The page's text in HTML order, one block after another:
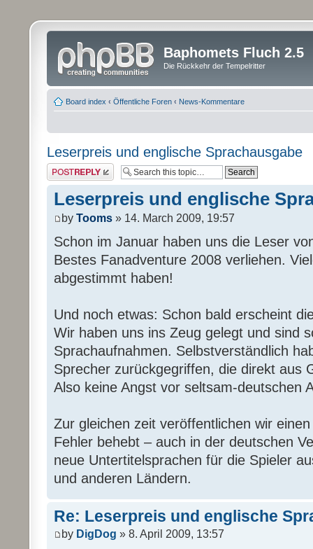
Baphomets Fluch 2.5
Die Rückkehr der Tempelritter
Board index ‹ Öffentliche Foren ‹ News-Kommentare
Leserpreis und englische Sprachausgabe
Post a reply
Leserpreis und englische
by Tooms » 14. March 2009, 19:57
Schon im Januar haben uns die Leser
Bestes Fanadventure 2008 verliehen.
abgestimmt haben!
Und noch etwas: Schon bald erscheint
Wir haben uns ins Zeug gelegt und sind
Sprachaufnahmen. Selbstverständlich
Sprecher zurückgegriffen, die direkt aus
Also keine Angst vor seltsam-deutschen
Zur gleichen zeit veröffentlichen wir
Fehler behebt – auch in der deutschen
neue Untertitelsprachen für die Spieler
und anderen Ländern.
Re: Leserpreis und englische
by DigDog » 8. April 2009, 13:57